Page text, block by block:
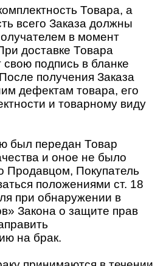
Товара, а
всего Заказа должны
в момент
доставке Товара
свою подпись в бланке
получения Заказа
дефектам товара, его
и товарному виду
был передан Товар
и оное не было
Продавцом, Покупатель
положениями ст. 18
при обнаружении в
Закона о защите прав
на брак.